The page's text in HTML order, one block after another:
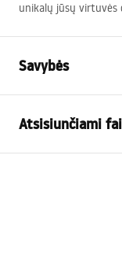
unikalų jūsų virtuvės
Savybės
Montavimo būdas
Spalva
Atsisiunčiami